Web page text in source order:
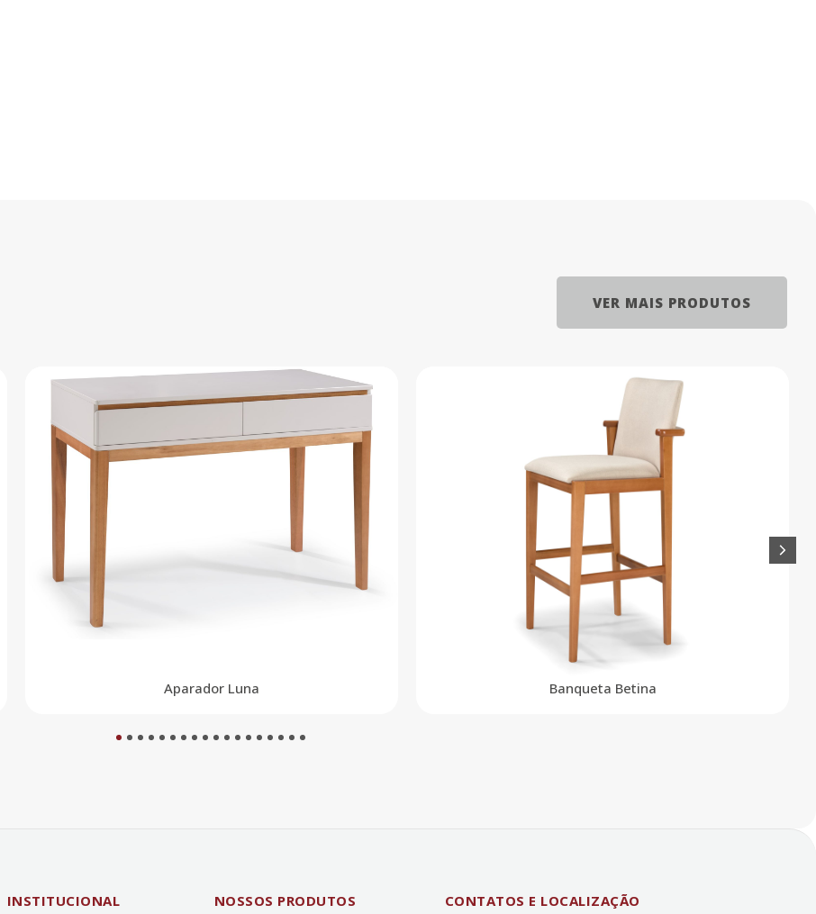
VER MAIS PRODUTOS
Aparador Luna Banqueta Betina
5 6 7 8 9 101112131415161718
INSTITUCIONAL NOSSOS PRODUTOS CONTATOS E LOCALIZAÇÃO